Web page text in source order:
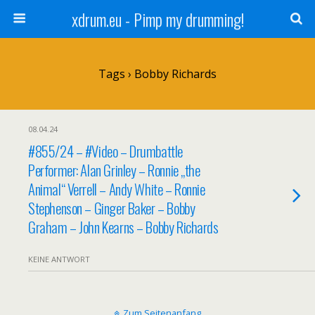
xdrum.eu - Pimp my drumming!
Tags › Bobby Richards
08.04.24
#855/24 – #Video – Drumbattle
Performer: Alan Grinley – Ronnie „the
Animal“ Verrell – Andy White – Ronnie
Stephenson – Ginger Baker – Bobby
Graham – John Kearns – Bobby Richards
KEINE ANTWORT